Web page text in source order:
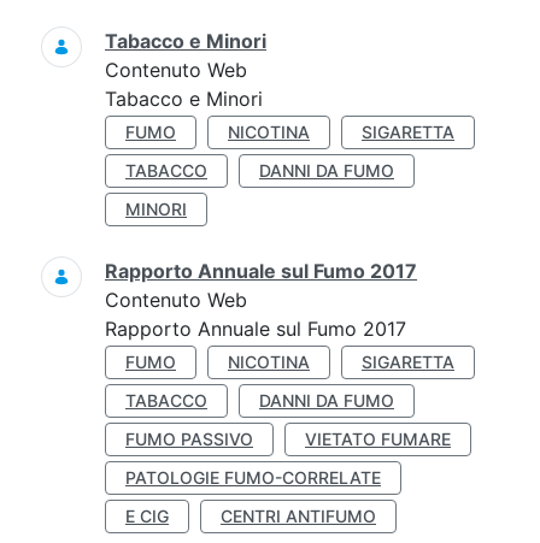
Tabacco e Minori
Contenuto Web
Tabacco e Minori
FUMO NICOTINA
SIGARETTA
TABACCO
DANNI DA FUMO
MINORI
Rapporto Annuale sul Fumo 2017
Contenuto Web
Rapporto Annuale sul Fumo 2017
FUMO NICOTINA
SIGARETTA
TABACCO
DANNI DA FUMO
FUMO PASSIVO
VIETATO FUMARE
PATOLOGIE FUMO-CORRELATE
E CIG
CENTRI ANTIFUMO